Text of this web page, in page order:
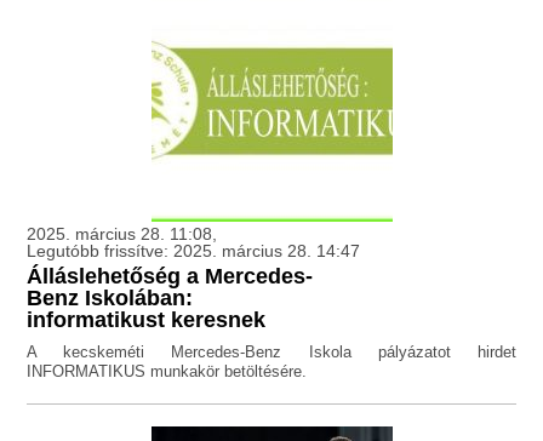
2025. március 28. 11:08,
Legutóbb frissítve: 2025. március 28. 14:47
Álláslehetőség a Mercedes-
Benz Iskolában:
informatikust keresnek
A kecskeméti Mercedes-Benz Iskola pályázatot hirdet
INFORMATIKUS munkakör betöltésére.